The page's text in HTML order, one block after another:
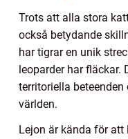
Trots att alla stora
också betydande
har tigrar en unik
leoparder har fläckar.
territoriella
världen.
Lejon är kända för att